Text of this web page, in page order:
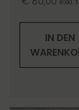
IN DEN